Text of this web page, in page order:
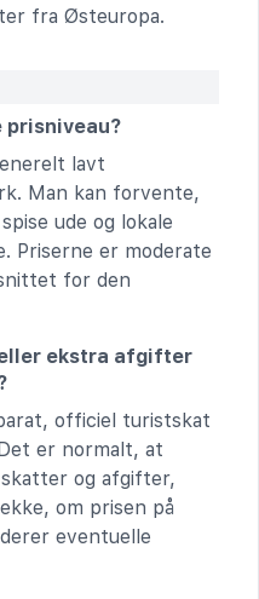
fra Østeuropa.
prisniveau?
lavt
Man kan forvente,
ude og lokale
Priserne er moderate
for den
ekstra afgifter
officiel turistskat
er normalt, at
og afgifter,
om prisen på
eventuelle